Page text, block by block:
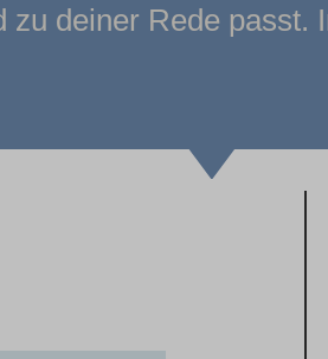
deiner Rede passt.